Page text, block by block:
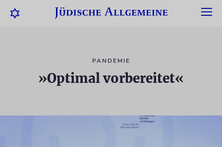
PANDEMIE
»Optimal vorbereitet«